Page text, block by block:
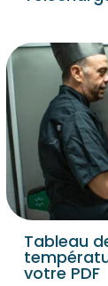
Tableau
votre PDF